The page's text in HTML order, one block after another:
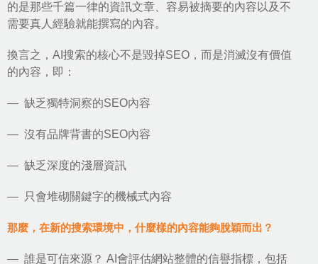
的是那些千篇一律的資訊文章、容易被摘要的內容以及不
需要真人經驗就能撰寫的內容。
換言之，AI搜索的核心不是毀掉SEO，而是消滅沒有價值
的內容，即：
— 缺乏獨特洞察的SEO內容
— 沒有品牌背書的SEO內容
— 缺乏深度的淺層資訊
— 只會堆砌關鍵字的機械式內容
那麼，在新的搜索環境中，什麼樣的內容能夠脫穎而出？
— 誰是可信來源？ AI會評估網站整體的信譽指標，包括